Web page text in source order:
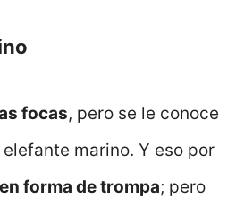
focas, pero se le conoce
marino. Y eso por
forma de trompa; pero